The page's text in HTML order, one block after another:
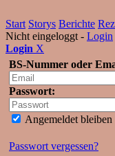
Start Storys Berichte
Nicht eingeloggt - Login
Login X
BS-Nummer oder
Passwort:
Angemeldet bleiben
Passwort vergessen?